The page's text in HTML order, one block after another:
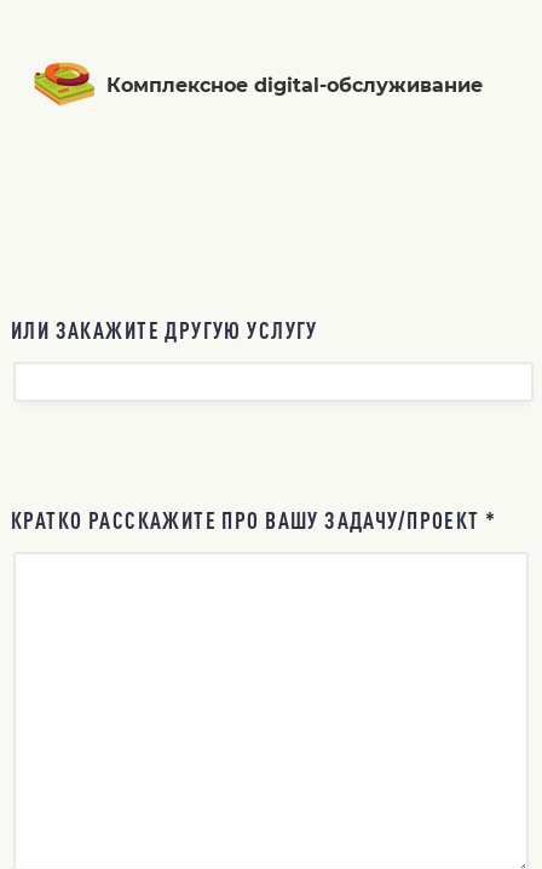
Комплексное digital-обслуживание
ИЛИ ЗАКАЖИТЕ ДРУГУЮ УСЛУГУ
КРАТКО РАССКАЖИТЕ ПРО ВАШУ ЗАДАЧУ/ПРОЕКТ *